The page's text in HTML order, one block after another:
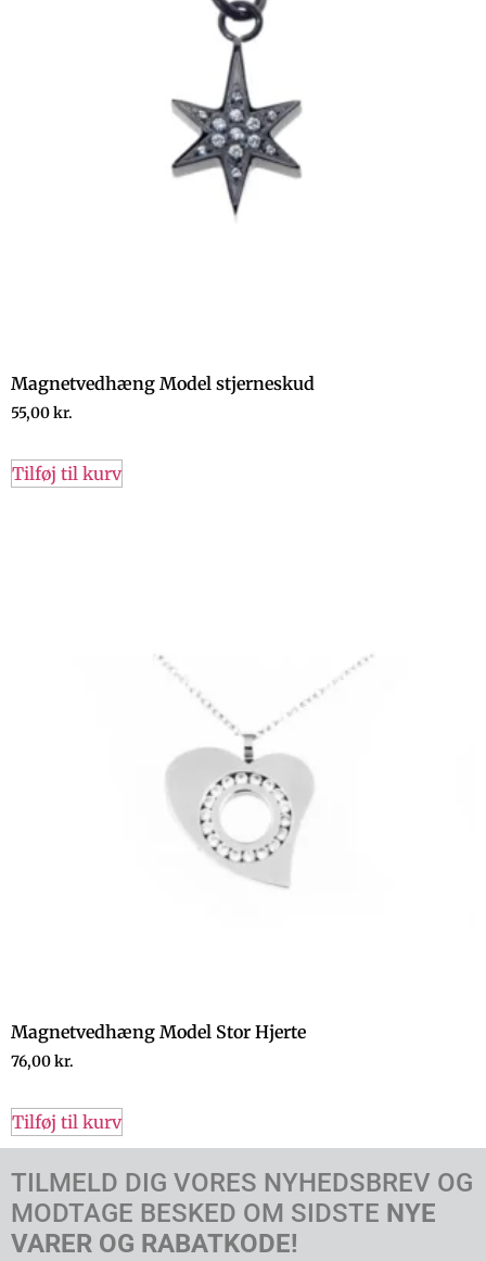
Magnetvedhæng Model stjerneskud
55,00kr.
Tilføj til kurv
Magnetvedhæng Model Stor Hjerte
76,00kr.
Tilføj til kurv
TILMELD DIG VORES NYHEDSBREV OG
MODTAGE BESKED OM SIDSTE NYE
VARER OG RABATKODE!